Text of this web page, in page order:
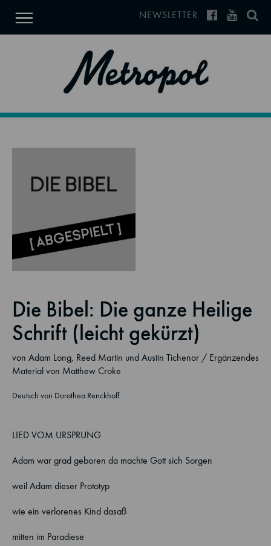
NEWSLETTER
Die Bibel: Die ganze Heilige
Schrift (leicht gekürzt)
von Adam Long, Reed Martin und Austin Tichenor / Ergänzendes
Material von Matthew Croke
Deutsch von Dorothea Renckhoff
LIED VOM URSPRUNG
Adam war grad geboren da machte Gott sich Sorgen
weil Adam dieser Prototyp
wie ein verlorenes Kind dasaß
mitten im Paradiese